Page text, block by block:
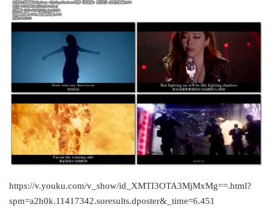
https://v.youku.com/v_show/id_XMTI3OTA3MjMxMg==.html?
spm=a2h0k.11417342.soresults.dposter&_time=6.451